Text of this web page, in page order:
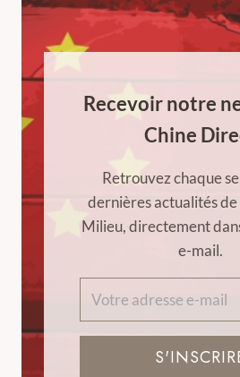
Recevoir notre
Chine
Retrouvez chaque
dernières actualités
Milieu, directement
e-mail.